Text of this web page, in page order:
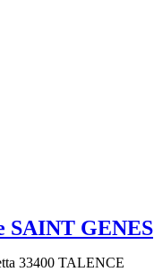
SAINT GENES
33400 TALENCE